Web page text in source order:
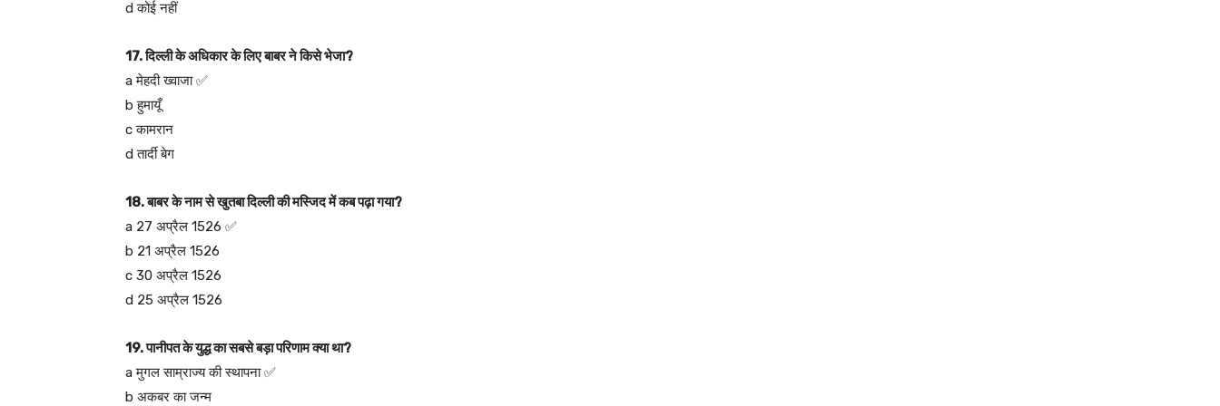
d कोई नहीं
17. दिल्ली के अधिकार के लिए बाबर ने किसे भेजा?
a मेहदी ख्वाजा ✅
b हुमायूँ
c कामरान
d तार्दी बेग
18. बाबर के नाम से खुतबा दिल्ली की मस्जिद में कब पढ़ा गया?
a 27 अप्रैल 1526 ✅
b 21 अप्रैल 1526
c 30 अप्रैल 1526
d 25 अप्रैल 1526
19. पानीपत के युद्ध का सबसे बड़ा परिणाम क्या था?
a मुगल साम्राज्य की स्थापना ✅
b अकबर का जन्म